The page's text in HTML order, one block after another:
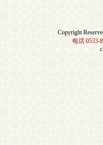
Copyright
电话:0533-